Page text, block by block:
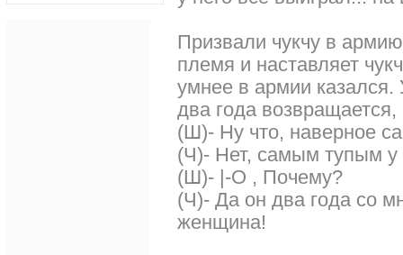
Призвали чукчу в
племя и наставляет
умнее в армии
два года
(Ш)- Hу что, наверное
(Ч)- Hет, самым тупым
(Ш)- |-O , Почему?
(Ч)- Да он два года со
женщина!